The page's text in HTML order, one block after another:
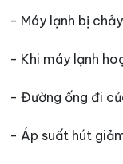
- Máy lạnh bị
- Khi máy lạnh
- Đường ống đi
- Áp suất hút